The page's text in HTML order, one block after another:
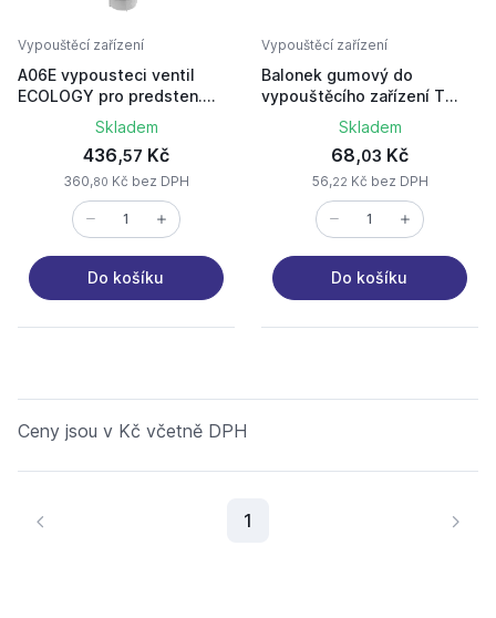
Vypouštěcí zařízení
A06E vypousteci ventil
ECOLOGY pro predsten.
instal. systemy
Skladem
436,57 Kč
360,80 Kč bez DPH
Do košíku
Vypouštěcí zařízení
Balonek gumový do
vypouštěcího zařízení T
2547B-1807
Skladem
68,03 Kč
56,22 Kč bez DPH
Do košíku
Ceny jsou v Kč včetně DPH
1